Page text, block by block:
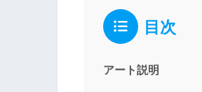
目次
アート説明